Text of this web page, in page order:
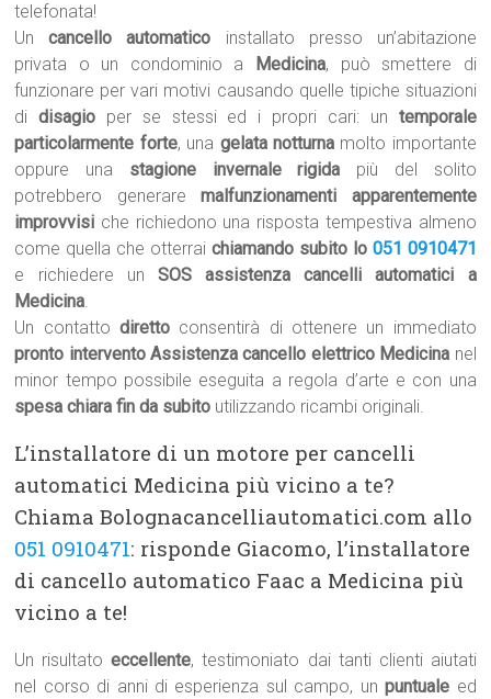
telefonata!
Uncancello automatico installato presso un’abitazione
privata o un condominio a
Medicina, può smettere di
funzionare per vari motivi causando quelle tipiche situazioni
didisagio per se stessi ed i propri cari: un temporale
particolarmente forte, una gelata notturnamolto importante
oppure una stagione invernale rigida più del solito
potrebbero generaremalfunzionamenti apparentemente
improvvisi che richiedono una risposta tempestiva almeno
come quella che otterrai chiamando subito lo 051 0910471
e richiedere un SOS assistenza cancelli automatici a
Medicina.
Un contattodiretto consentirà di ottenere un immediato
pronto intervento Assistenza cancello elettrico Medicina nel
minor tempo possibile eseguita a regola d’arte e con una
spesa chiara fin da subito utilizzando ricambi originali.
L’installatore di un motore per cancelli
automatici Medicina più vicino a te?
Chiama Bolognacancelliautomatici.com allo
051 0910471: risponde Giacomo, l’installatore
di cancello automatico Faac a Medicina più
vicino a te!
Un risultatoeccellente, testimoniato dai tanti clienti aiutati
nel corso di anni di esperienza sul campo, unpuntuale ed